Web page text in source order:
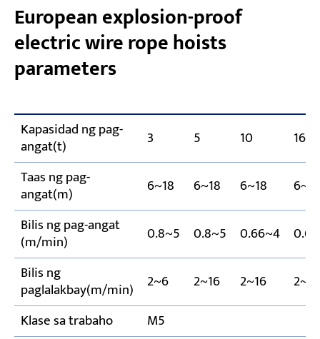
European explosion-proof
electric wire rope hoists
parameters
Kapasidad ng pag-
angat(t) 3 5 10
16
Taas ng pag-
angat(m) 6~18 6~18 6~18
Bilis ng pag-angat
(m/min) 0.8~5 0.8~5 0.66~4
Bilis ng
paglalakbay(m/min) 2~6 2~16 2~16
2~16
Klase sa trabaho
M5